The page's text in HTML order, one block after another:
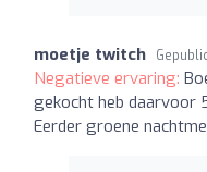
moetje twitch
Negatieve ervaring:
gekocht heb daarvoor
Eerder groene